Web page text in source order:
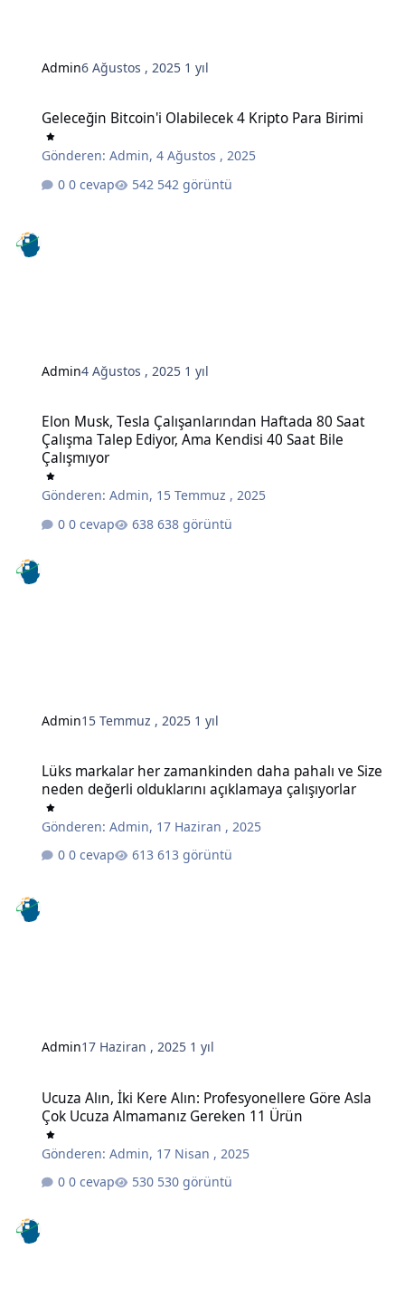
Admin6 Ağustos , 2025 1 yıl
Geleceğin Bitcoin'i Olabilecek 4 Kripto Para Birimi
Gönderen:Admin,4 Ağustos , 2025
0 cevap
542 görüntü
Admin4 Ağustos , 2025 1 yıl
Elon Musk, Tesla Çalışanlarından Haftada 80 Saat
Çalışma Talep Ediyor, Ama Kendisi 40 Saat Bile
Çalışmıyor
Gönderen:Admin, 15 Temmuz , 2025
0 cevap
638 görüntü
Admin15 Temmuz , 2025 1 yıl
Lüks markalar her zamankinden daha pahalı ve Size
neden değerli olduklarını açıklamaya çalışıyorlar
Gönderen:Admin, 17 Haziran , 2025
0 cevap
613 görüntü
Admin17 Haziran , 2025 1 yıl
Ucuza Alın, İki Kere Alın: Profesyonellere Göre Asla
Çok Ucuza Almamanız Gereken 11 Ürün
Gönderen:Admin, 17 Nisan , 2025
0 cevap
530 görüntü